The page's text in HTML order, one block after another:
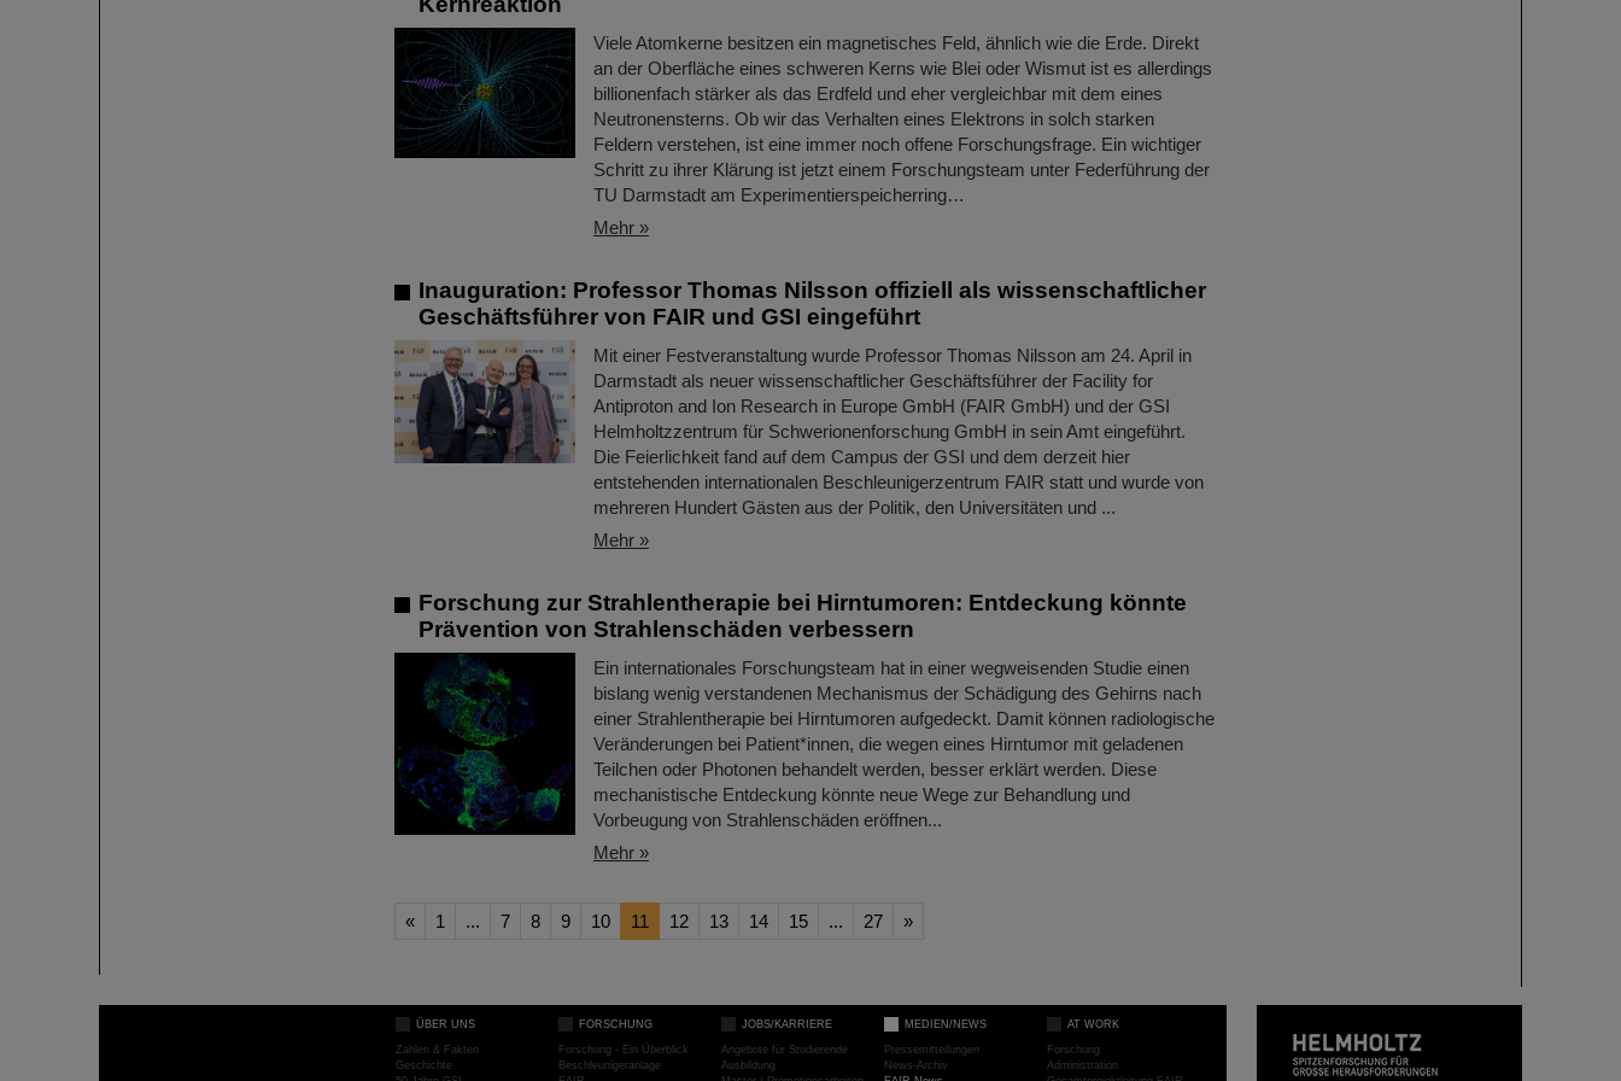
Viele Atomkerne besitzen ein magnetisches Feld, ähnlich wie die Erde. Direkt
an der Oberfläche eines schweren Kerns wie Blei oder Wismut ist es allerdings
billionenfach stärker als das Erdfeld und eher vergleichbar mit dem eines
Neutronensterns. Ob wir das Verhalten eines Elektrons in solch starken
Feldern verstehen, ist eine immer noch offene Forschungsfrage. Ein wichtiger
Schritt zu ihrer Klärung ist jetzt einem Forschungsteam unter Federführung der
TU Darmstadt am Experimentierspeicherring…
Mehr »
Inauguration: Professor Thomas Nilsson offiziell als wissenschaftlicher
Geschäftsführer von FAIR und GSI eingeführt
Mit einer Festveranstaltung wurde Professor Thomas Nilsson am 24. April in
Darmstadt als neuer wissenschaftlicher Geschäftsführer der Facility for
Antiproton and Ion Research in Europe GmbH (FAIR GmbH) und der GSI
Helmholtzzentrum für Schwerionenforschung GmbH in sein Amt eingeführt.
Die Feierlichkeit fand auf dem Campus der GSI und dem derzeit hier
entstehenden internationalen Beschleunigerzentrum FAIR statt und wurde von
mehreren Hundert Gästen aus der Politik, den Universitäten und ...
Mehr »
Forschung zur Strahlentherapie bei Hirntumoren: Entdeckung könnte
Prävention von Strahlenschäden verbessern
Ein internationales Forschungsteam hat in einer wegweisenden Studie einen
bislang wenig verstandenen Mechanismus der Schädigung des Gehirns nach
einer Strahlentherapie bei Hirntumoren aufgedeckt. Damit können radiologische
Veränderungen bei Patient*innen, die wegen eines Hirntumor mit geladenen
Teilchen oder Photonen behandelt werden, besser erklärt werden. Diese
mechanistische Entdeckung könnte neue Wege zur Behandlung und
Vorbeugung von Strahlenschäden eröffnen...
Mehr »
« 1 ... 7 8 9 10 11 12 13 14 15 ... 27 »
ÜBER UNS
Zahlen & Fakten
Geschichte
FORSCHUNG
Forschung - Ein Überblick
Beschleunigeranlage
JOBS/KARRIERE
Angebote für Studierende
Ausbildung
MEDIEN/NEWS
Pressemitteilungen
News-Archiv
AT WORK
Forschung
Administration